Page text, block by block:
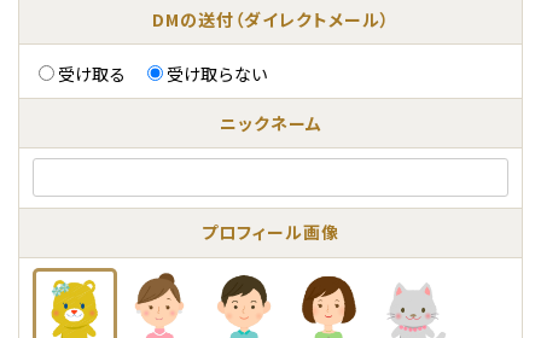
DMの送付（ダイレクトメール）
受け取る 受け取らない
ニックネーム
プロフィール画像